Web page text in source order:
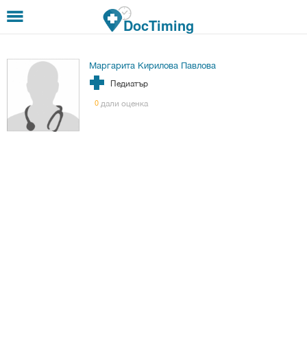
Премини към основното съдържание
DocTiming
Маргарита Кирилова Павлова
Педиатър
0 дали оценка